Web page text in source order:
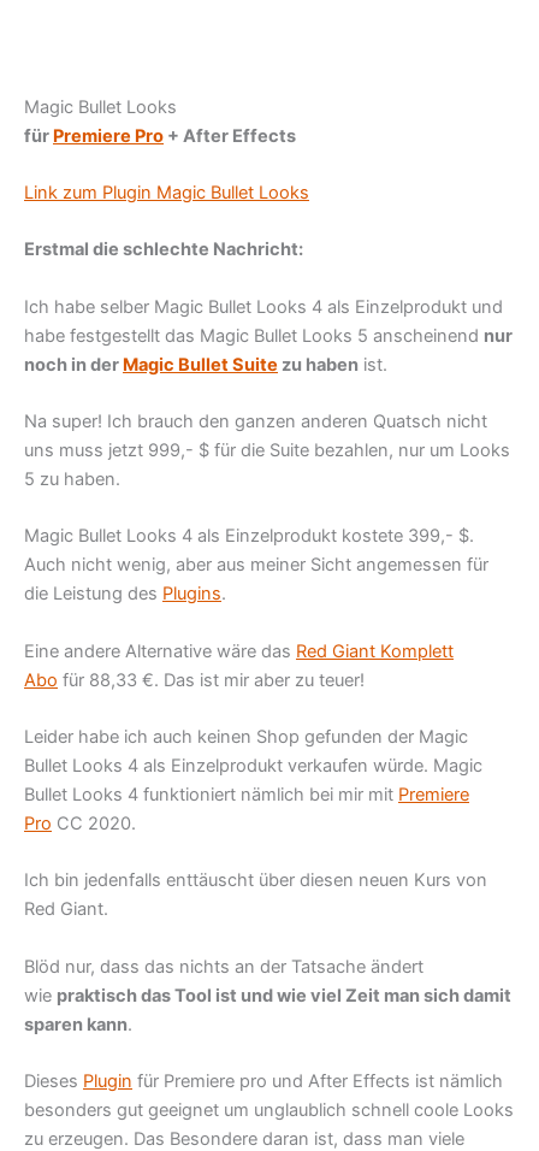
Magic Bullet Looks
für Premiere Pro + After Effects
Link zum Plugin Magic Bullet Looks
Erstmal die schlechte Nachricht:
Ich habe selber Magic Bullet Looks 4 als Einzelprodukt und
habe festgestellt das Magic Bullet Looks 5 anscheinend nur
noch in der Magic Bullet Suite zu haben ist.
Na super! Ich brauch den ganzen anderen Quatsch nicht
uns muss jetzt 999,- $ für die Suite bezahlen, nur um Looks
5 zu haben.
Magic Bullet Looks 4 als Einzelprodukt kostete 399,- $.
Auch nicht wenig, aber aus meiner Sicht angemessen für
die Leistung des Plugins.
Eine andere Alternative wäre das Red Giant Komplett
Abo für 88,33 €. Das ist mir aber zu teuer!
Leider habe ich auch keinen Shop gefunden der Magic
Bullet Looks 4 als Einzelprodukt verkaufen würde. Magic
Bullet Looks 4 funktioniert nämlich bei mir mit Premiere
Pro CC 2020.
Ich bin jedenfalls enttäuscht über diesen neuen Kurs von
Red Giant.
Blöd nur, dass das nichts an der Tatsache ändert
wie praktisch das Tool ist und wie viel Zeit man sich damit
sparen kann.
Dieses Plugin für Premiere pro und After Effects ist nämlich
besonders gut geeignet um unglaublich schnell coole Looks
zu erzeugen. Das Besondere daran ist, dass man viele